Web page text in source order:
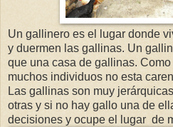
Un gallinero es el lugar donde
y duermen las gallinas. Un
que una casa de gallinas.
muchos individuos no esta
Las gallinas son muy
otras y si no hay gallo una de
decisiones y ocupe el lugar de